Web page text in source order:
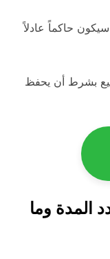
حاكماً عادلاً
بشرط أن يحفظ
المدة وما